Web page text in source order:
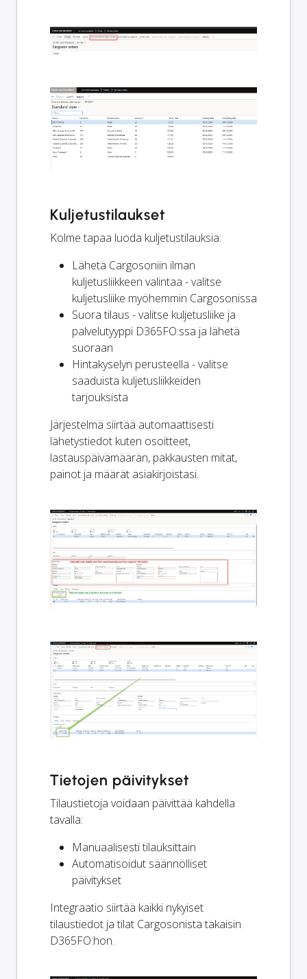
Kuljetustilaukset
Kolme tapaa luoda kuljetustilauksia:
Lähetä Cargosoniin ilman
kuljetusliikkeen valintaa - valitse
kuljetusliike myöhemmin Cargosonissa
Suora tilaus - valitse kuljetusliike ja
palvelutyyppi D365FO:ssa ja lähetä
suoraan
Hintakyselyn perusteella - valitse
saaduista kuljetusliikkeiden
tarjouksista
Järjestelmä siirtää automaattisesti
lähetystiedot kuten osoitteet,
lastauspäivämäärän, pakkausten mitat,
painot ja määrät asiakirjoistasi.
Tietojen päivitykset
Tilaustietoja voidaan päivittää kahdella
tavalla:
Manuaalisesti tilauksittain
Automatisoidut säännölliset
päivitykset
Integraatio siirtää kaikki nykyiset
tilaustiedot ja tilat Cargosonista takaisin
D365FO:hon.